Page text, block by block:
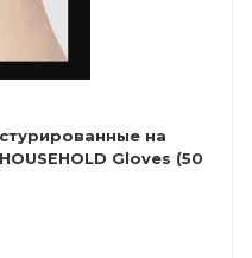
на
Gloves (50